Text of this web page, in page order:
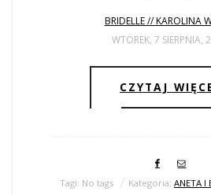
BRIDELLE // KAROLINA
WTOREK, 7 SIERPNIA,
CZYTAJ
Tagi: No tags Kategoria: ANETA I